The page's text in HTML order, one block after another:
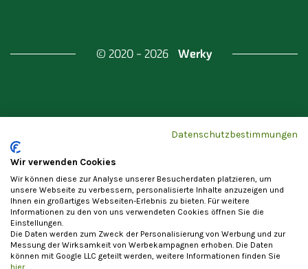
© 2020 - 2026 Werky
Datenschutzerklärung
Cookie-Einstellungen
Allgemeine Nutzungsbedingungen
Impressum
Vertrag widerrufen
Datenschutzbestimmungen
Wir verwenden Cookies
Wir können diese zur Analyse unserer Besucherdaten platzieren, um
unsere Webseite zu verbessern, personalisierte Inhalte anzuzeigen und
Ihnen ein großartiges Webseiten-Erlebnis zu bieten. Für weitere
Informationen zu den von uns verwendeten Cookies öffnen Sie die
Einstellungen.
Die Daten werden zum Zweck der Personalisierung von Werbung und zur
Messung der Wirksamkeit von Werbekampagnen erhoben. Die Daten
können mit Google LLC geteilt werden, weitere Informationen finden Sie
hier.